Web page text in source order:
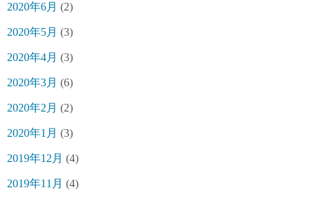
2020年6月 (2)
2020年5月 (3)
2020年4月 (3)
2020年3月 (6)
2020年2月 (2)
2020年1月 (3)
2019年12月 (4)
2019年11月 (4)